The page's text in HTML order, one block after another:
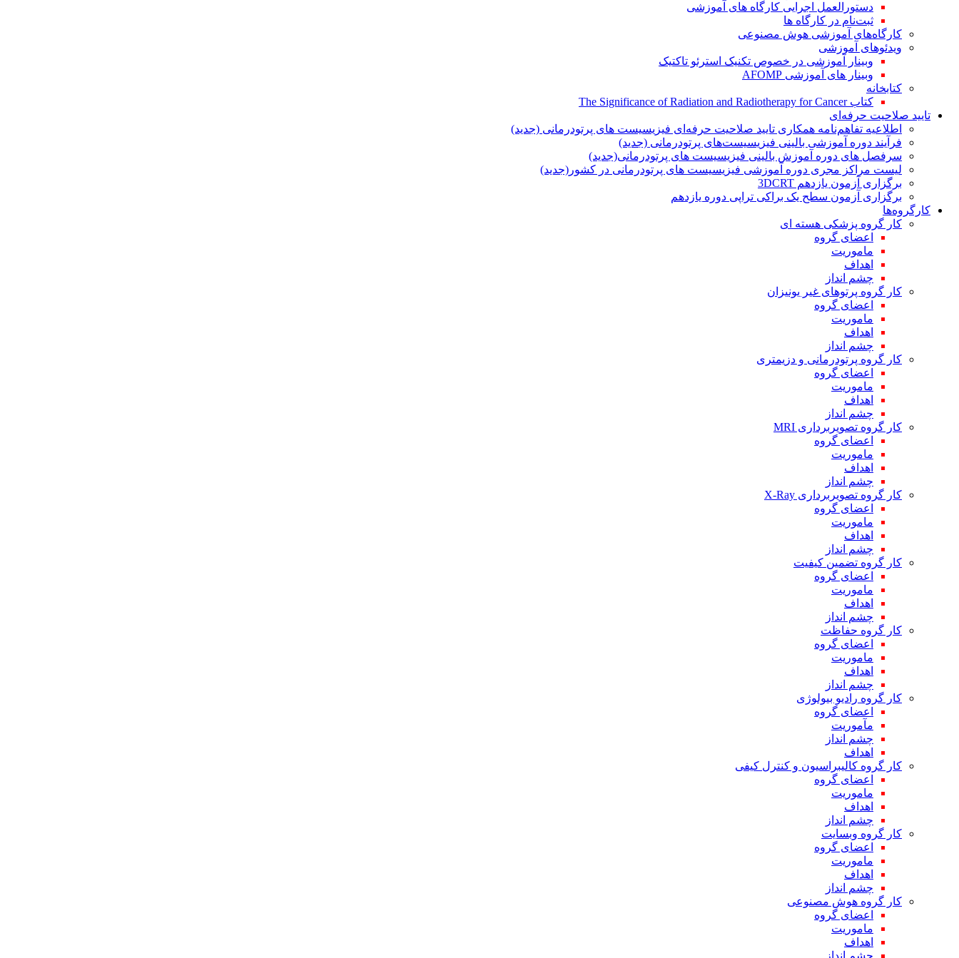
دستورالعمل اجرایی کارگاه های آموزشی
ثبت‌نام در کارگاه ها
کارگاه‌های آموزشی هوش مصنوعی
ویدئوهای آموزشی
وبینار آموزشی در خصوص تکنیک استرئو تاکتیک
وبینار های آموزشی AFOMP
کتابخانه
کتاب The Significance of Radiation and Radiotherapy for Cancer
تایید صلاحیت حرفه‌ای
اطلاعیه تفاهم‌نامه همکاری تایید صلاحیت حرفه‌ای فیزیسیست های پرتودرمانی (جدید)
فرآیند دوره آموزشی بالینی فیزیسیست‌های پرتودرمانی (جدید)
سرفصل های دوره آموزش بالینی فیزیسیست های پرتودرمانی(جدید)
لیست مراکز مجری دوره آموزشی فیزیسیست های پرتودرمانی در کشور(جدید)
برگزاری آزمون یازدهم 3DCRT
برگزاری آزمون سطح یک براکی تراپی دوره یازدهم
کارگروه‌ها
کار گروه پزشکی هسته ای
اعضای گروه
ماموریت
اهداف
چشم انداز
کار گروه پرتوهای غیر یونیزان
اعضای گروه
ماموریت
اهداف
چشم انداز
کار گروه پرتودرمانی و دزیمتری
اعضای گروه
ماموریت
اهداف
چشم انداز
کار گروه تصویربرداری MRI
اعضای گروه
ماموریت
اهداف
چشم انداز
کار گروه تصویربرداری X-Ray
اعضای گروه
ماموریت
اهداف
چشم انداز
کار گروه تضمین کیفیت
اعضای گروه
ماموریت
اهداف
چشم انداز
کار گروه حفاظت
اعضای گروه
ماموریت
اهداف
چشم انداز
کار گروه رادیو بیولوژی
اعضای گروه
مآموریت
چشم انداز
اهداف
کار گروه کالیبراسیون و کنترل کیفی
اعضای گروه
ماموریت
اهداف
چشم انداز
کار گروه وبسایت
اعضای گروه
ماموریت
اهداف
چشم انداز
کار گروه هوش مصنوعی
اعضای گروه
ماموریت
اهداف
چشم انداز